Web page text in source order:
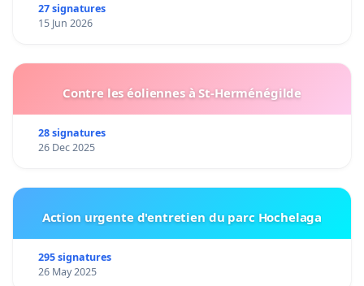
27 signatures
15 Jun 2026
Contre les éoliennes à St-Herménégilde
28 signatures
26 Dec 2025
Action urgente d'entretien du parc Hochelaga
295 signatures
26 May 2025